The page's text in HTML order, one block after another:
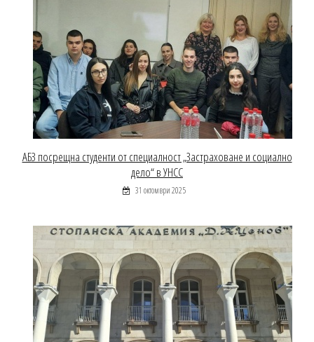
АБЗ посрещна студенти от специалност „Застраховане и социално
дело“ в УНСС
31 октомври 2025